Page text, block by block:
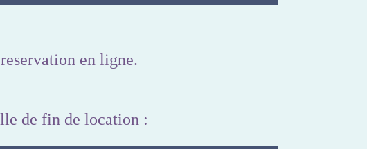
en ligne.
de fin de location :